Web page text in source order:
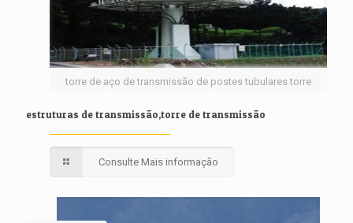
torre de aço de transmissão de postes tubulares torre
estruturas de transmissão,torre de transmissão
Consulte Mais informação